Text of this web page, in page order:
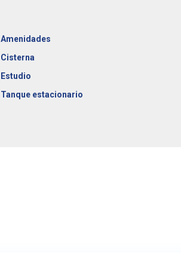
Amenidades
Cisterna
Estudio
Tanque estacionario